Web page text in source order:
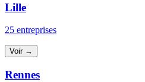
Lille
25 entreprises
Voir →
Rennes